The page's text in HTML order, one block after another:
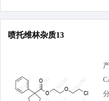
喷托维林杂质13